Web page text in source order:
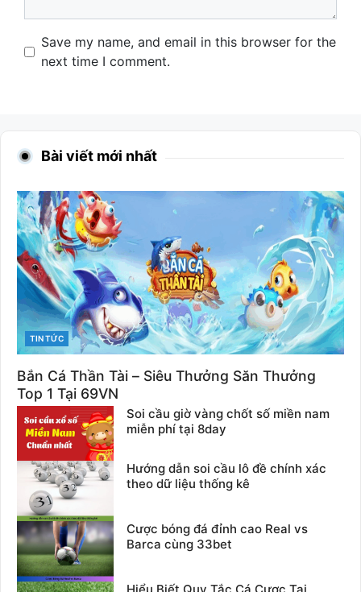
Name
Email
Website
Save my name, and email in this browser for the
next time I comment.
Bài viết mới nhất
CATEGORIES
TIN TỨC
Bắn Cá Thần Tài – Siêu Thưởng Săn Thưởng
Top 1 Tại 69VN
Soi cầu giờ vàng chốt số miền nam
miễn phí tại 8day
Hướng dẫn soi cầu lô đề chính xác
theo dữ liệu thống kê
Cược bóng đá đỉnh cao Real vs
Barca cùng 33bet
Hiểu Biết Quy Tắc Cá Cược Tại